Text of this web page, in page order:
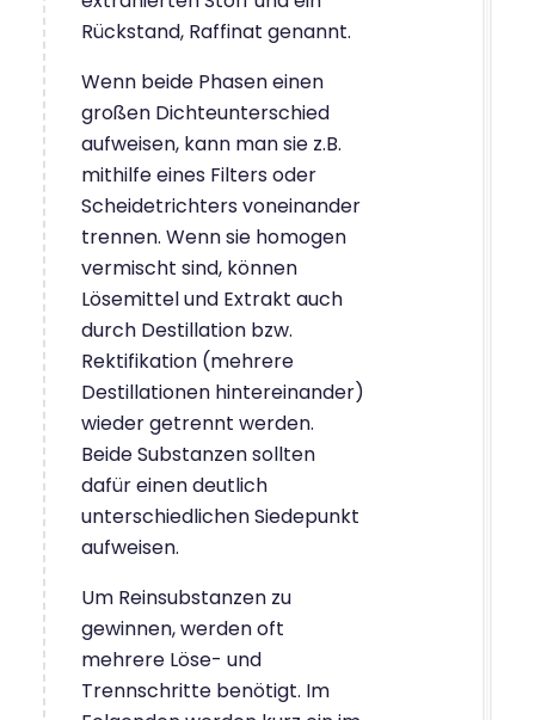
Rückstand, Raffinat genannt.
Wenn beide Phasen einen
großen Dichteunterschied
aufweisen, kann man sie z.B.
mithilfe eines Filters oder
Scheidetrichters voneinander
trennen. Wenn sie homogen
vermischt sind, können
Lösemittel und Extrakt auch
durch Destillation bzw.
Rektifikation (mehrere
Destillationen hintereinander)
wieder getrennt werden.
Beide Substanzen sollten
dafür einen deutlich
unterschiedlichen Siedepunkt
aufweisen.
Um Reinsubstanzen zu
gewinnen, werden oft
mehrere Löse- und
Trennschritte benötigt. Im